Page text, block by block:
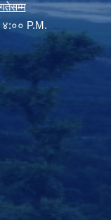
४:०० P.M.